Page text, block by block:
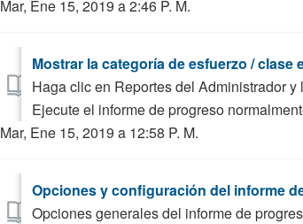
Mar, Ene 15, 2019 a 2:46 P. M.
Mostrar la categoría de esfuerzo / clase
Haga clic en Reportes del Administrador
Ejecute el informe de progreso
Mar, Ene 15, 2019 a 12:58 P. M.
Opciones y configuración del informe
Opciones generales del informe de